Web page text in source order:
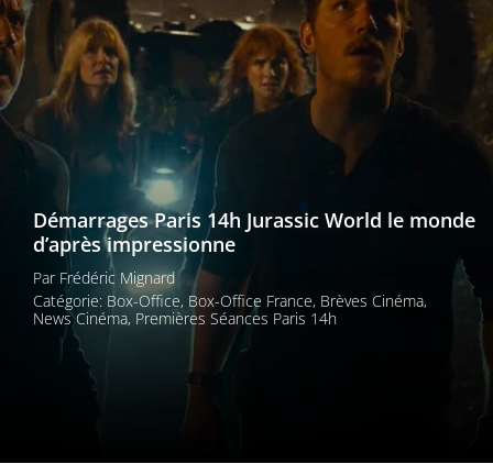
Les films par
genre
Séries
Les films
interdits
Les Dossiers
Les disparus
Démarrages Paris 14h Jurassic World le monde
d’après impressionne
Par Frédéric Mignard
Catégorie: Box-Office, Box-Office France, Brèves Cinéma,
News Cinéma, Premières Séances Paris 14h